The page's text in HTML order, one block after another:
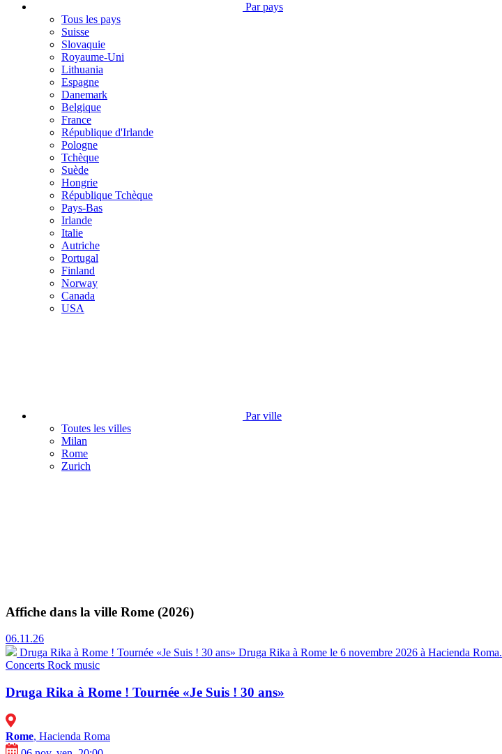
Par pays
Tous les pays
Suisse
Slovaquie
Royaume-Uni
Lithuania
Espagne
Danemark
Belgique
France
République d'Irlande
Pologne
Tchèque
Suède
Hongrie
République Tchèque
Pays-Bas
Irlande
Italie
Autriche
Portugal
Finland
Norway
Canada
USA
Par ville
Toutes les villes
Milan
Rome
Zurich
Affiche dans la ville Rome (2026)
06.11.26
Druga Rika à Rome ! Tournée «Je Suis ! 30 ans» Druga Rika à Rome le 6 novembre 2026 à Hacienda Roma.
Concerts Rock music
Druga Rika à Rome ! Tournée «Je Suis ! 30 ans»
Rome, Hacienda Roma